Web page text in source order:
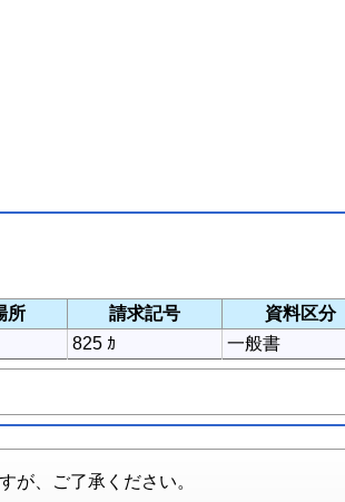
所 請求記号 資料区分
825 ｶ 一般書
が、ご了承ください。